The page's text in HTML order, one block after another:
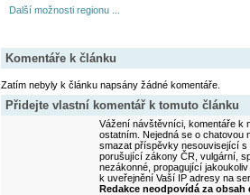
Další možnosti regionu ...
Komentáře k článku
Zatím nebyly k článku napsány žádné komentáře.
Přidejte vlastní komentář k tomuto článku
Vážení návštěvníci, komentáře k
ostatním. Nejedná se o
smazat příspěvky nesouvisející
porušující zákony ČR, vulgární,
nezákonné, propagující
k uveřejnění Vaší IP adresy na
Redakce neodpovídá za